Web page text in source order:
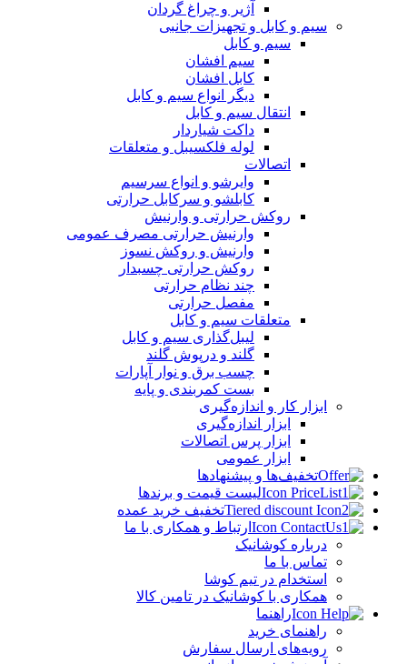
آژیر و چراغ گردان
سیم و کابل و تجهیزات جانبی
سیم و کابل
سیم افشان
کابل افشان
دیگر انواع سیم و کابل
انتقال سیم و کابل
داکت شیاردار
لوله فلکسیبل و متعلقات
اتصالات
وایرشو و انواع سرسیم
کابلشو و سرکابل حرارتی
روکش حرارتی و وارنیش
وارنیش حرارتی مصرف عمومی
وارنیش و روکش نسوز
روکش حرارتی چسبدار
چند نظام حرارتی
مفصل حرارتی
متعلقات سیم و کابل
لیبل‌گذاری سیم و کابل
گلند و درپوش گلند
چسب برق و نوار آپارات
بست کمربندی و پایه
ابزار کار و اندازه‌گیری
ابزار اندازه‌گیری
ابزار پرس اتصالات
ابزار عمومی
تخفیف‌ها و پیشنهادها
لیست قیمت و برندها
تخفیف خرید عمده
ارتباط و همکاری با ما
درباره کوشانیک
تماس با ما
استخدام در تیم کوشا
همکاری با کوشانیک در تامین کالا
راهنما
راهنمای خرید
رویه‌های ارسال سفارش